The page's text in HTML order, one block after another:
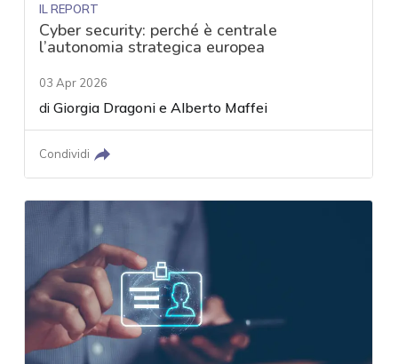
IL REPORT
Cyber security: perché è centrale
l’autonomia strategica europea
03 Apr 2026
diGiorgia Dragoni eAlberto Maffei
Condividi